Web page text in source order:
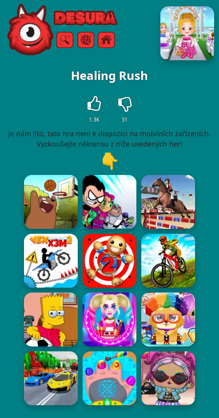
Free Online Games
Vyhledávání
Menu
Healing Rush
1.3K 31
Je nám líto, tato hra není k dispozici na mobilních zařízeních.
Vyzkoušejte některou z níže uvedených her!
👇